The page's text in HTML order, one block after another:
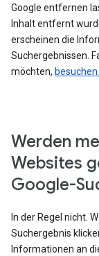
Google entfernen
Inhalt entfernt
erscheinen die
Suchergebnissen.
möchten,
Werden
Websites
Google-
In der Regel nicht.
Suchergebnis
Informationen an